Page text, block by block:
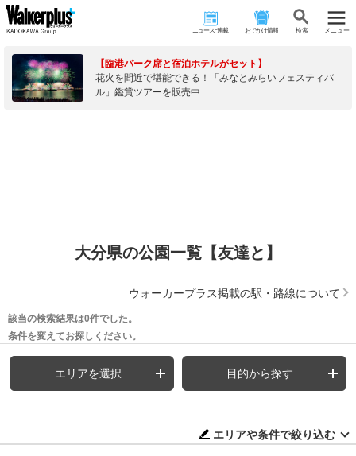
ニュース･連載 おでかけ情報 検 索 メニュー
【臨港パーク席と宿泊ホテルがセット】
花火を間近で堪能できる！「みなとみらいフェスティバ
ル」鑑賞ツアーを販売中
大分県の公園一覧【友達と】
ウォーカープラス掲載の駅・路線について
該当の検索結果は0件でした。
条件を変えてお探しください。
エリアを選択 目的から探す
エリアや条件で絞り込む